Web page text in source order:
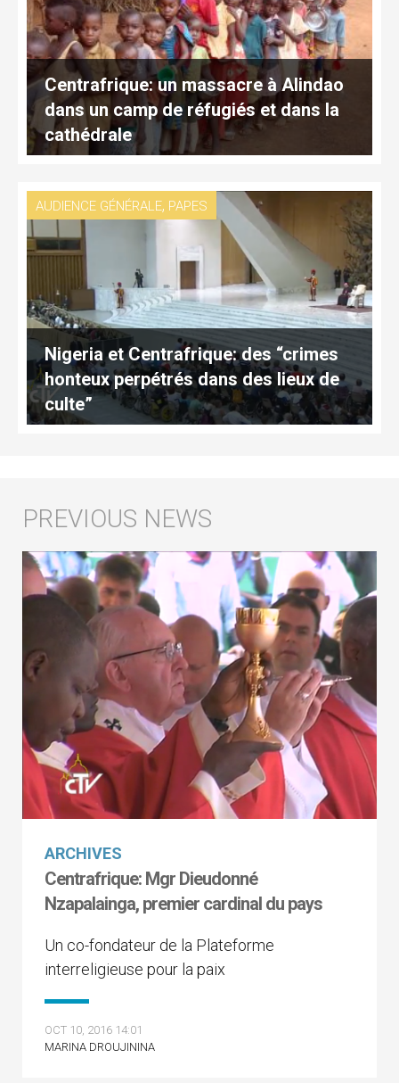
Centrafrique: un massacre à Alindao
dans un camp de réfugiés et dans la
cathédrale
AUDIENCE GÉNÉRALE, PAPES
Nigeria et Centrafrique: des “crimes
honteux perpétrés dans des lieux de
culte”
ARCHIVES
Centrafrique: Mgr Dieudonné
Nzapalainga, premier cardinal du pays
Un co-fondateur de la Plateforme
interreligieuse pour la paix
OCT 10, 2016 14:01
MARINA DROUJININA